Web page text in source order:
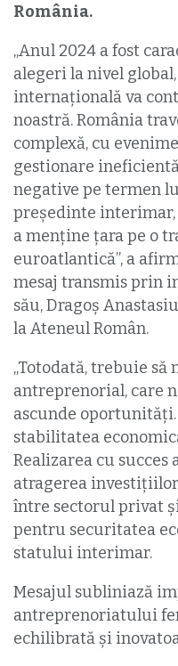
România.
„Anul 2024 a fost
alegeri la nivel
internaţională va
noastră. România
complexă, cu
gestionare
negative pe termen
președinte
a menţine ţara pe o
euroatlantică”, a
mesaj transmis prin
său, Dragoș
la Ateneul Român.
„Totodată, trebuie
antreprenorial, care
ascunde
stabilitatea
Realizarea cu
atragerea
între sectorul privat
pentru securitatea
statului interimar.
Mesajul subliniază
antreprenoriatului
echilibrată şi